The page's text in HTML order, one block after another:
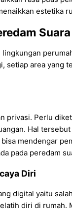
estetika
setiap area yang
privasi. Perlu
Hal
mendengar
pada peredam
Diri
digital yaitu
diri di rumah.